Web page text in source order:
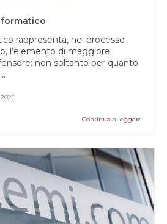
rappresenta, nel processo
l’elemento di maggiore
non soltanto per quanto
Continua a leggere